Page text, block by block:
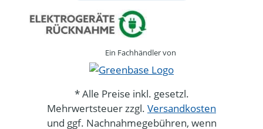
Ein Fachhändler von
* Alle Preise inkl. gesetzl.
Mehrwertsteuer zzgl. Versandkosten
und ggf. Nachnahmegebühren, wenn